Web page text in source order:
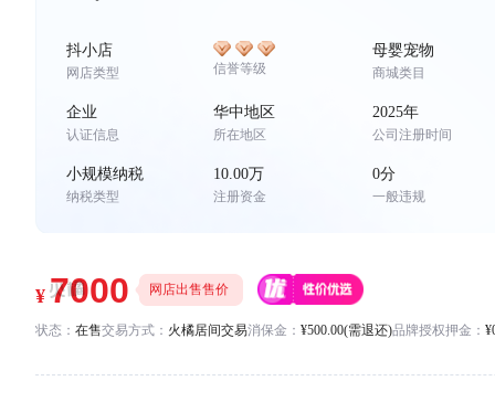
抖小店
网店类型 信誉等级
母婴宠物
商城类目
企业
认证信息
华中地区
所在地区
2025年
公司注册时间
小规模纳税
纳税类型
10.00万
注册资金
0分
一般违规
网店出售售价
状态： 在售交易方式： 火橘居间交易消保金： ¥500.00(需退还)品牌授权押金：